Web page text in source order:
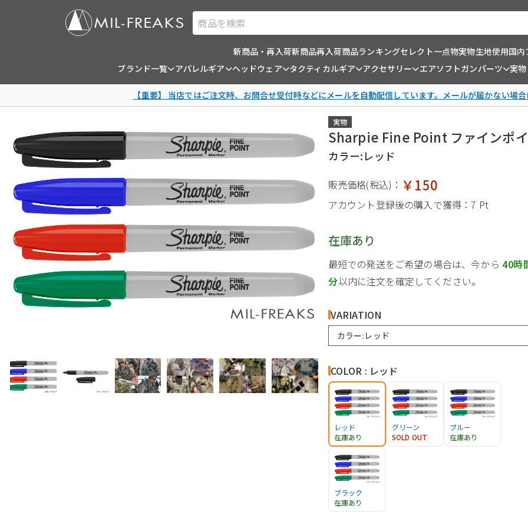
商品を検索
新商品・再入荷新商品再入荷商品ランキングセレクト一点物実物生地使用国内
ブランド一覧
アパレルギア ヘッドウェア タクティカルギア アクセサリー エアソフトガンパーツ 実
【重要】 当店ではご注文時、お問合せ受付時などにメールを自動配信しています。メールが届かない場
実物
Sharpie Fine Point ファインポ
カラー:レッド
販売価格(税込)： ￥150
アカウント登録後の購入で獲得：7 Pt
在庫あり
最短での発送をご希望の場合は、今から 40時
分以内に注文を確定してください。
VARIATION
カラー:レッド
COLOR : レッド
レッド
在庫あり
グリーン
SOLD OUT
ブルー
在庫あり
ブラック
在庫あり